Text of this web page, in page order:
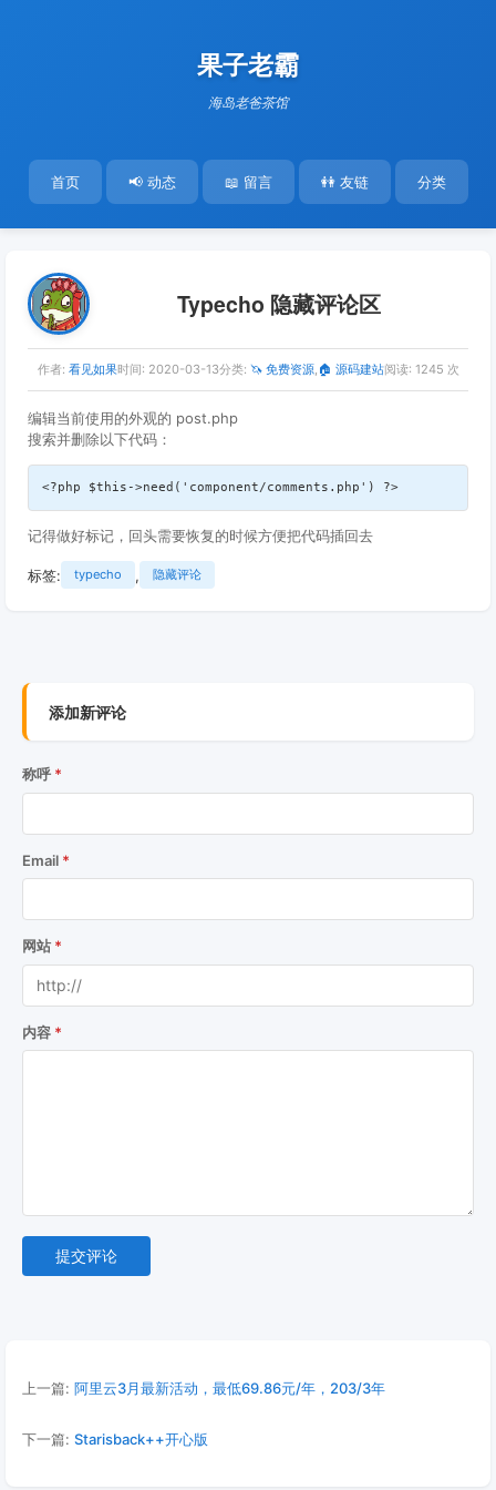
果子老霸
海岛老爸茶馆
首页 📢 动态 📖 留言 👭 友链 分类
Typecho 隐藏评论区
作者: 看见如果时间: 2020-03-13分类: 🦄 免费资源, 🏠 源码建站阅读: 1245 次
编辑当前使用的外观的 post.php
搜索并删除以下代码：
记得做好标记，回头需要恢复的时候方便把代码插回去
标签: typecho , 隐藏评论
添加新评论
称呼
Email
网站
内容
提交评论
上一篇: 阿里云3月最新活动，最低69.86元/年，203/3年
下一篇: Starisback++开心版